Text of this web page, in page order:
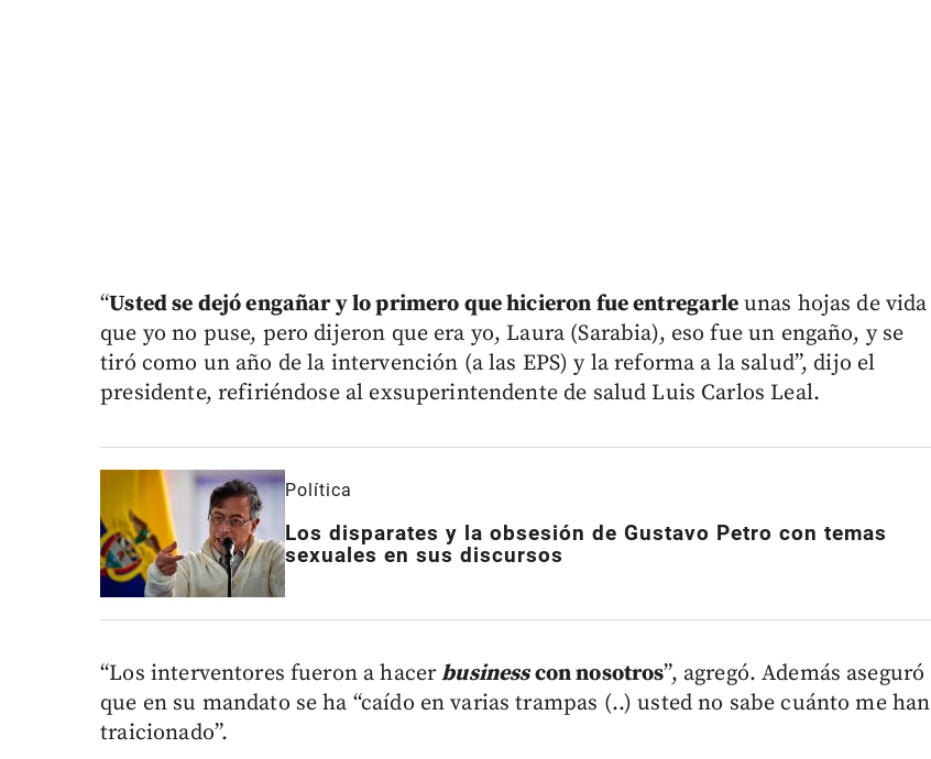
“Usted se dejó engañar y lo primero que hicieron fue entregarle unas hojas de vida
que yo no puse, pero dijeron que era yo, Laura (Sarabia), eso fue un engaño, y se
tiró como un año de la intervención (a las EPS) y la reforma a la salud”, dijo el
presidente, refiriéndose al exsuperintendente de salud Luis Carlos Leal.
Política
Los disparates y la obsesión de Gustavo Petro con temas
sexuales en sus discursos
“Los interventores fueron a hacerbusinesscon nosotros”, agregó. Además aseguró
que en su mandato se ha “caído en varias trampas (..) usted no sabe cuánto me han
traicionado”.